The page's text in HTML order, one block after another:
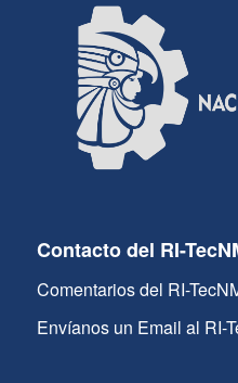
Contacto del RI-
Comentarios del RI-
Envíanos un Email al RI-